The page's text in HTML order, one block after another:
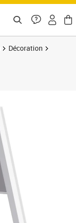
Décoration